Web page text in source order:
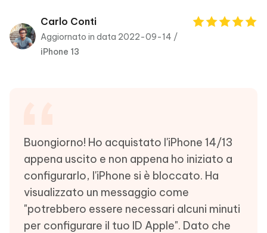
PDNob
PDF
Editor
New
Carlo Conti
Aggiornato in data 2022-09-14 /
iPhone 13
Buongiorno! Ho acquistato l'iPhone 14/13
appena uscito e non appena ho iniziato a
configurarlo, l'iPhone si è bloccato. Ha
visualizzato un messaggio come
"potrebbero essere necessari alcuni minuti
per configurare il tuo ID Apple". Dato che